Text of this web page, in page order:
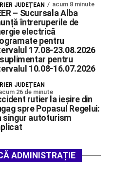
JUDEȚEAN acum 8 minute
– Sucursala Alba
întreruperile de
electrică
pentru
17.08-23.08.2026
pentru
10.08-16.07.2026
JUDEȚEAN
26 de minute
rutier la ieșire din
spre Popasul Regelui:
singur autoturism
ADMINISTRAȚIE